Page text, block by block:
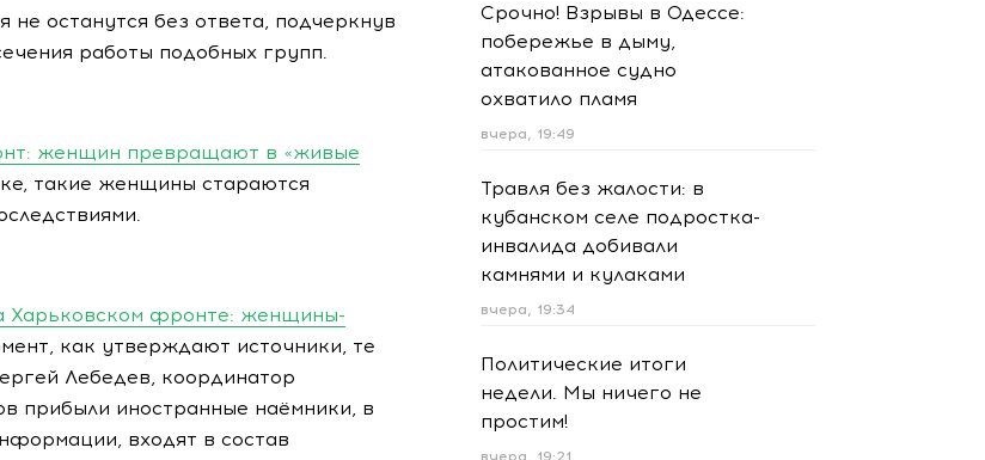
останутся без ответа, подчеркнув
работы подобных групп.
женщин превращают в «живые
такие женщины стараются
Харьковском фронте: женщины-
как утверждают источники, те
Лебедев, координатор
прибыли иностранные наёмники, в
входят в состав
Срочно! Взрывы в Одессе:
побережье в дыму,
атакованное судно
охватило пламя
вчера, 19:49
Травля без жалости: в
кубанском селе подростка-
инвалида добивали
камнями и кулаками
вчера, 19:34
Политические итоги
недели. Мы ничего не
простим!
вчера, 19:21